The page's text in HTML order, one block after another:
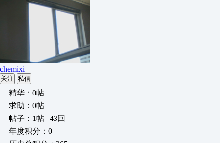
chemixi
关注 私信
精华：0帖
求助：0帖
帖子：1帖 | 43回
年度积分：0